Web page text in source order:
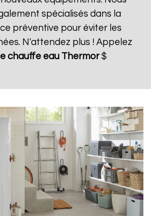
spécialisés dans la
préventive pour éviter les
N'attendez plus ! Appelez
chauffe eau Thermor$